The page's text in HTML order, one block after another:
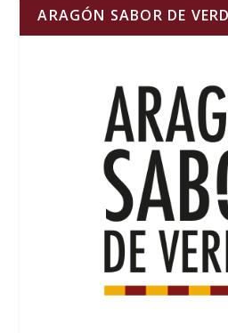
ARAGÓN SABOR DE